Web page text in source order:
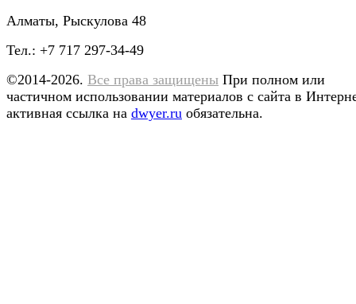
Алматы, Рыскулова 48
Тел.: +7 717 297-34-49
©2014-2026. Все права защищены При полном или
частичном использовании материалов с сайта в
активная ссылка на dwyer.ru обязательна.